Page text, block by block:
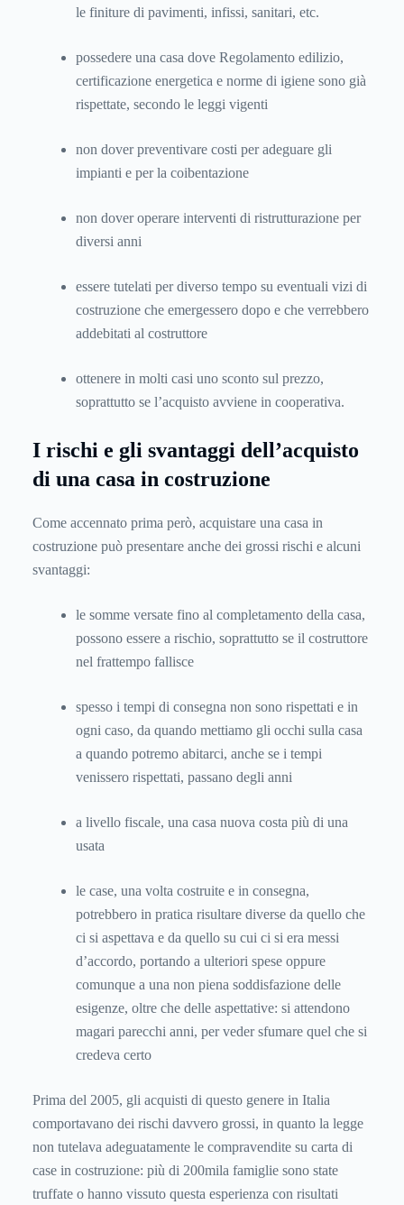
le finiture di pavimenti, infissi, sanitari, etc.
possedere una casa dove Regolamento edilizio,
certificazione energetica e norme di igiene sono già
rispettate, secondo le leggi vigenti
non dover preventivare costi per adeguare gli
impianti e per la coibentazione
non dover operare interventi di ristrutturazione per
diversi anni
essere tutelati per diverso tempo su eventuali vizi di
costruzione che emergessero dopo e che verrebbero
addebitati al costruttore
ottenere in molti casi uno sconto sul prezzo,
soprattutto se l’acquisto avviene in cooperativa.
I rischi e gli svantaggi dell’acquisto
di una casa in costruzione
Come accennato prima però, acquistare una casa in
costruzione può presentare anche dei grossi rischi e alcuni
svantaggi:
le somme versate fino al completamento della casa,
possono essere a rischio, soprattutto se il costruttore
nel frattempo fallisce
spesso i tempi di consegna non sono rispettati e in
ogni caso, da quando mettiamo gli occhi sulla casa
a quando potremo abitarci, anche se i tempi
venissero rispettati, passano degli anni
a livello fiscale, una casa nuova costa più di una
usata
le case, una volta costruite e in consegna,
potrebbero in pratica risultare diverse da quello che
ci si aspettava e da quello su cui ci si era messi
d’accordo, portando a ulteriori spese oppure
comunque a una non piena soddisfazione delle
esigenze, oltre che delle aspettative: si attendono
magari parecchi anni, per veder sfumare quel che si
credeva certo
Prima del 2005, gli acquisti di questo genere in Italia
comportavano dei rischi davvero grossi, in quanto la legge
non tutelava adeguatamente le compravendite su carta di
case in costruzione: più di 200mila famiglie sono state
truffate o hanno vissuto questa esperienza con risultati